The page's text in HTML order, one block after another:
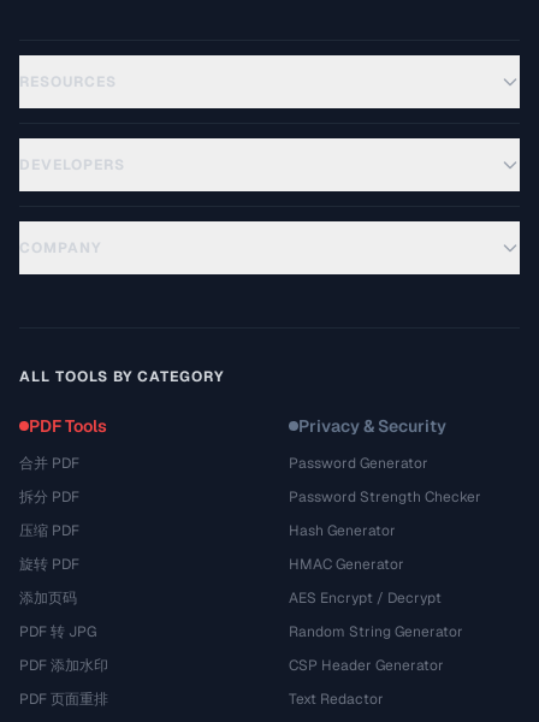
RESOURCES
DEVELOPERS
COMPANY
ALL TOOLS BY CATEGORY
PDF Tools
合并 PDF
拆分 PDF
压缩 PDF
旋转 PDF
添加页码
PDF 转 JPG
PDF 添加水印
PDF 页面重排
Privacy & Security
Password Generator
Password Strength Checker
Hash Generator
HMAC Generator
AES Encrypt / Decrypt
Random String Generator
CSP Header Generator
Text Redactor